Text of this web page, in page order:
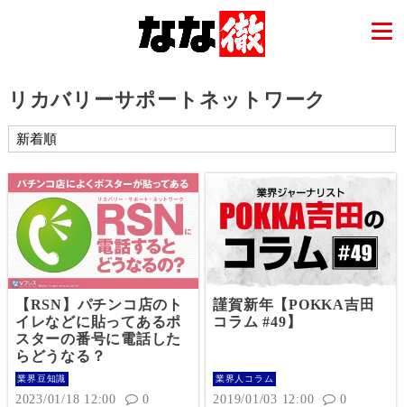
リカバリーサポートネットワーク
【RSN】パチンコ店のト
イレなどに貼ってあるポ
スターの番号に電話した
らどうなる？
業界豆知識
2023/01/18 12:00 0
謹賀新年【POKKA吉田
コラム #49】
業界人コラム
2019/01/03 12:00 0